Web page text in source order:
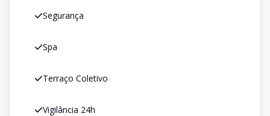
Segurança
Spa
Terraço Coletivo
Vigilância 24h